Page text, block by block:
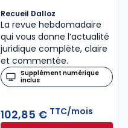
Recueil Dalloz
La revue hebdomadaire
qui vous donne l’actualité
juridique complète, claire
et commentée.
Supplément numérique
inclus
102,85 € TTC/mois